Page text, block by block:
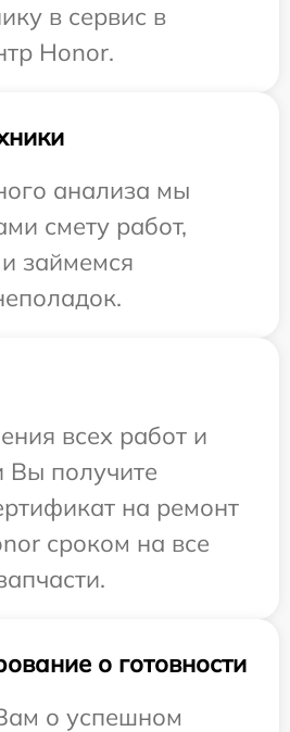
в сервис в
Honor.
анализа мы
смету работ,
займемся
всех работ и
Вы получите
на ремонт
сроком на все
о готовности
о успешном